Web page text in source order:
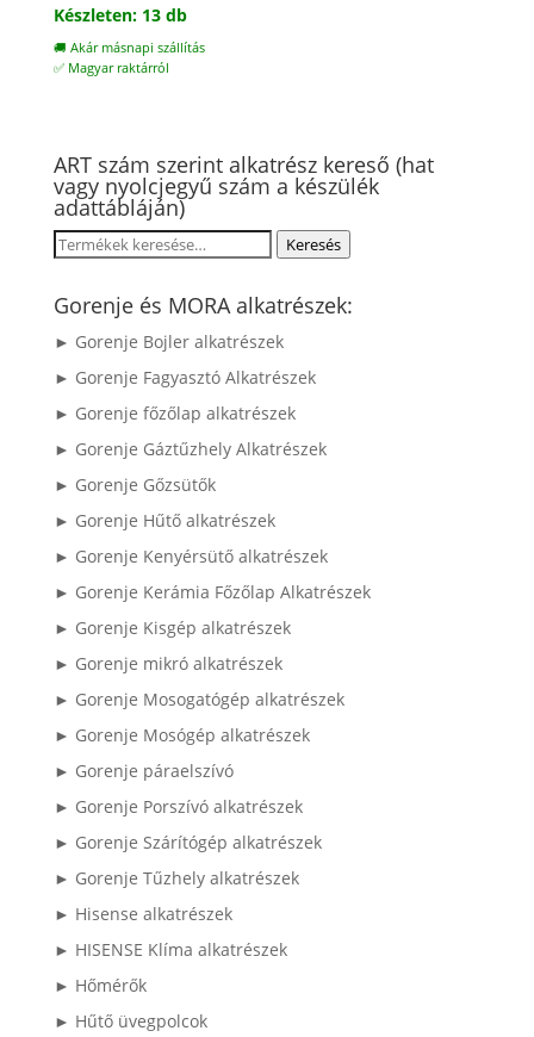
Készleten: 13 db
🚚 Akár másnapi szállítás
✅ Magyar raktárról
ART szám szerint alkatrész kereső (hat
vagy nyolcjegyű szám a készülék
adattábláján)
Keresés
következőre:
Keresés
Gorenje és MORA alkatrészek:
► Gorenje Bojler alkatrészek
► Gorenje Fagyasztó Alkatrészek
► Gorenje főzőlap alkatrészek
► Gorenje Gáztűzhely Alkatrészek
► Gorenje Gőzsütők
► Gorenje Hűtő alkatrészek
► Gorenje Kenyérsütő alkatrészek
► Gorenje Kerámia Főzőlap Alkatrészek
► Gorenje Kisgép alkatrészek
► Gorenje mikró alkatrészek
► Gorenje Mosogatógép alkatrészek
► Gorenje Mosógép alkatrészek
► Gorenje páraelszívó
► Gorenje Porszívó alkatrészek
► Gorenje Szárítógép alkatrészek
► Gorenje Tűzhely alkatrészek
► Hisense alkatrészek
► HISENSE Klíma alkatrészek
► Hőmérők
► Hűtő üvegpolcok